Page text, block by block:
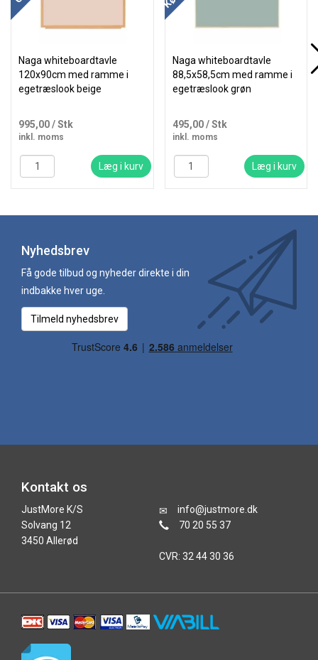
Naga whiteboardtavle
120x90cm med ramme i
egetræslook beige
995,00/ Stk
inkl. moms
Læg i kurv
Naga whiteboardtavle
88,5x58,5cm med ramme i
egetræslook grøn
495,00/ Stk
inkl. moms
Læg i kurv
Nyhedsbrev
Få gode tilbud og nyheder direkte i din
indbakke hver uge.
Tilmeld nyhedsbrev
Kontakt os
JustMore K/S
Solvang 12
3450 Allerød
info@justmore.dk
70 20 55 37
CVR: 32 44 30 36